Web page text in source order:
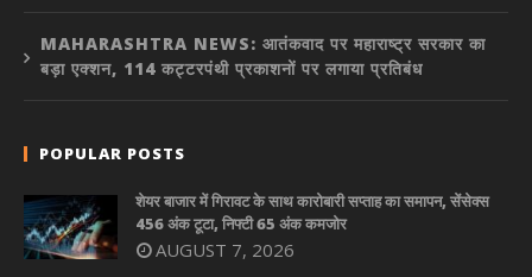
MAHARASHTRA NEWS: आतंकवाद पर महाराष्ट्र सरकार का
बड़ा एक्शन, 114 कट्टरपंथी प्रकाशनों पर लगाया प्रतिबंध
POPULAR POSTS
शेयर बाजार में गिरावट के साथ कारोबारी सप्ताह का समापन, सेंसेक्स
456 अंक टूटा, निफ्टी 65 अंक कमजोर
AUGUST 7, 2026